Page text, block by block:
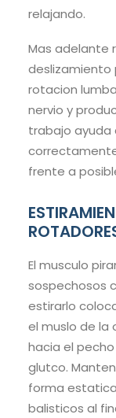
relajando.
Mas adelante
deslizamiento
rotacion
nervio y
trabajo ayuda
frente a
El musculo
sospechosos
estirarlo
el muslo de la
hacia el
glutco.
forma
balisticos al